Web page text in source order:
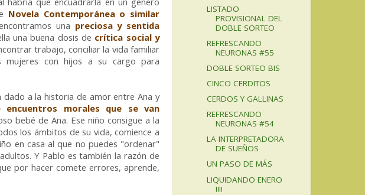
Novela Contemporánea o similar
una preciosa y sentida
una buena dosis de crítica social y
trabajo, conciliar la vida familiar
mujeres con hijos a su cargo para
dado a la historia de amor entre Ana y
encuentros morales que se van
bebé de Ana. Ese niño consigue a la
los ámbitos de su vida, comience a
en casa al que no puedes "ordenar"
Y Pablo es también la razón de
por hacer comete errores, aprende,
LISTADO
PROVISIONAL DEL
DOBLE SORTEO
REFRESCANDO
NEURONAS #55
DOBLE SORTEO BIS
CINCO CERDITOS
CERDOS Y GALLINAS
REFRESCANDO
NEURONAS #54
LA INTERPRETADORA
DE SUEÑOS
UN PASO DE MÁS
LIQUIDANDO ENERO
!!!!